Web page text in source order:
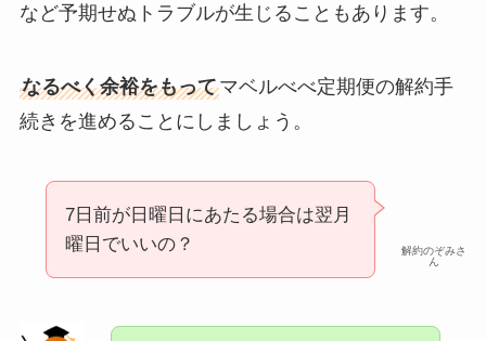
など予期せぬトラブルが生じることもあります。
なるべく余裕をもってマベルべべ定期便の解約手
続きを進めることにしましょう。
解約のぞみさ
ん
7日前が日曜日にあたる場合は翌月
曜日でいいの？